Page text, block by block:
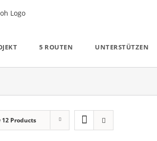
5 ROUTEN UNTERSTÜTZEN
12 Products